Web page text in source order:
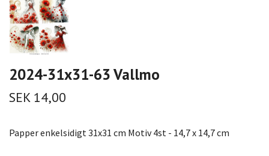
2024-31x31-63 Vallmo
SEK 14,00
Papper enkelsidigt 31x31 cm Motiv 4st - 14,7 x 14,7 cm